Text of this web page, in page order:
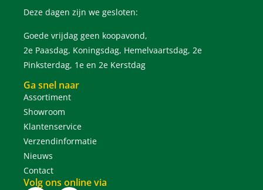
Deze dagen zijn we gesloten:
Goede vrijdag geen koopavond,
2e Paasdag, Koningsdag, Hemelvaartsdag, 2e
Pinksterdag, 1e en 2e Kerstdag
Ga snel naar
Assortiment
Showroom
Klantenservice
Verzendinformatie
Nieuws
Contact
Volg ons online via